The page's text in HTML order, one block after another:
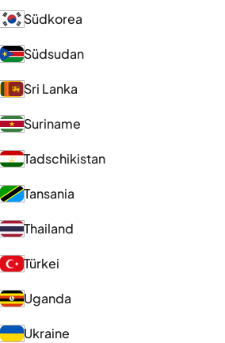
Südkorea
Südsudan
Sri Lanka
Suriname
Tadschikistan
Tansania
Thailand
Türkei
Uganda
Ukraine